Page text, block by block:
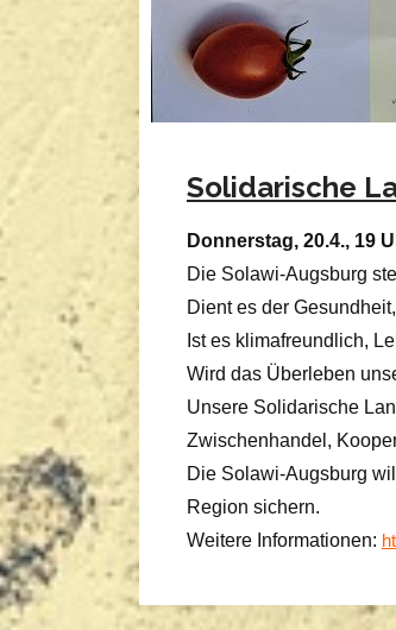
Solidarische
Donnerstag, 20.4., 19
Die Solawi-Augsburg
Dient es der
Ist es klimafreundlich,
Wird das Überleben
Unsere Solidarische
Zwischenhandel,
Die Solawi-Augsburg
Region sichern.
Weitere Informationen: